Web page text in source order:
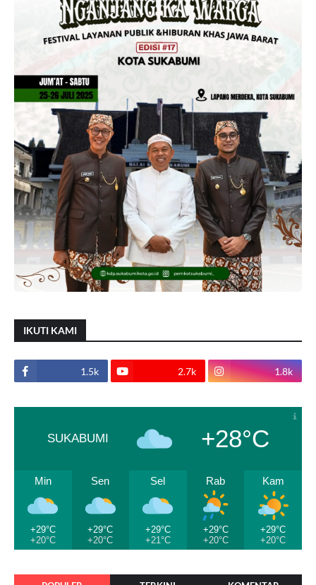
IKUTI KAMI
1.5k 2.7k 1.8k
SUKABUMI +28°C
Min
+29°C
+20°C
Sen
+29°C
+20°C
Sel
+29°C
+21°C
Rab
+29°C
+20°C
Kam
+29°C
+20°C